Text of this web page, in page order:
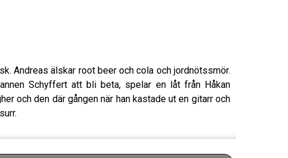
Andreas älskar root beer och cola och jordnötssmör.
Schyffert att bli beta, spelar en låt från Håkan
och den där gången när han kastade ut en gitarr och